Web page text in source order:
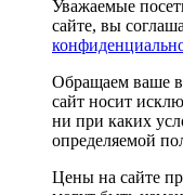
Уважаемые
сайте, вы
Обращаем ваше
сайт носит
ни при каких
определяемой
Цены на сайте